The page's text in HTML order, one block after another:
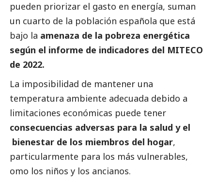
pueden priorizar el gasto en energía, suman
un cuarto de la población española que está
bajo la amenaza de la pobreza energética
según el informe de indicadores del MITECO
de 2022.
La imposibilidad de mantener una
temperatura ambiente adecuada debido a
limitaciones económicas puede tener
consecuencias adversas para la salud y el
bienestar de los miembros del hogar,
particularmente para los más vulnerables,
omo los niños y los ancianos.